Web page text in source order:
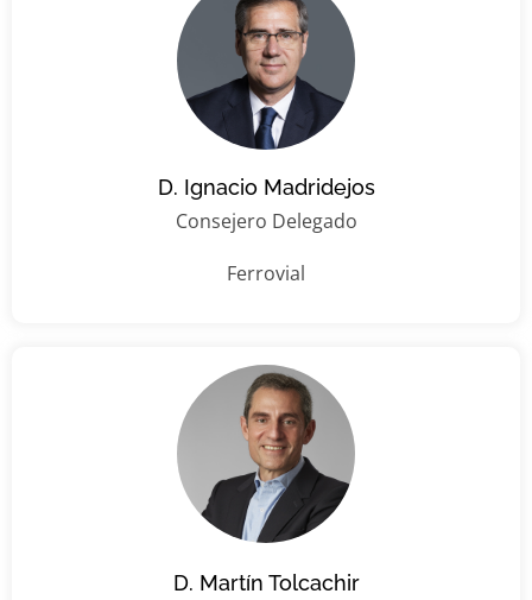
D. Ignacio Madridejos
Consejero Delegado
Ferrovial
D. Martín Tolcachir